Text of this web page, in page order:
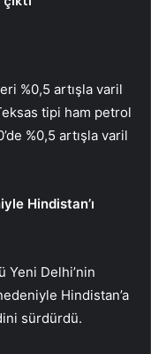
%0,5 artışla varil
tipi ham petrol
%0,5 artışla varil
Hindistan’ı
Yeni Delhi’nin
Hindistan’a
sürdürdü.